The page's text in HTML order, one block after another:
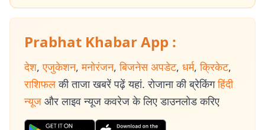
Prabhat Khabar App :
देश, एजुकेशन, मनोरंजन, बिजनेस अपडेट, धर्म, क्रिकेट,
राशिफल की ताजा खबरें पढ़ें यहां. रोजाना की ब्रेकिंग हिंदी
न्यूज और लाइव न्यूज कवरेज के लिए डाउनलोड करिए